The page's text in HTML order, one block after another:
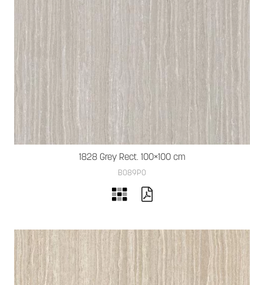
1828 Grey Rect. 100×100 cm
B089PO